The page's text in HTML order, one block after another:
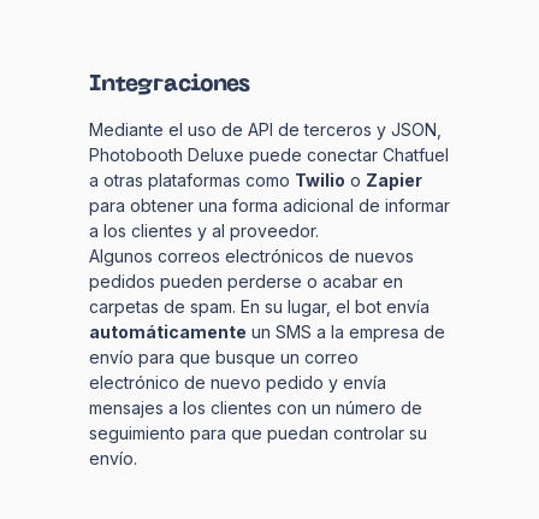
Integraciones
Mediante el uso de API de terceros y JSON,
Photobooth Deluxe puede conectar Chatfuel
a otras plataformas como Twilio o Zapier
para obtener una forma adicional de informar
a los clientes y al proveedor.
Algunos correos electrónicos de nuevos
pedidos pueden perderse o acabar en
carpetas de spam. En su lugar, el bot envía
automáticamente un SMS a la empresa de
envío para que busque un correo
electrónico de nuevo pedido y envía
mensajes a los clientes con un número de
seguimiento para que puedan controlar su
envío.